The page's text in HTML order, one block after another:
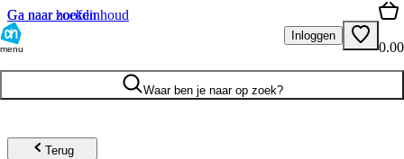
Ga naar hoofdinhoud
Ga naar zoeken
menu
Inloggen
0.00
Waar ben je naar op zoek?
Terug